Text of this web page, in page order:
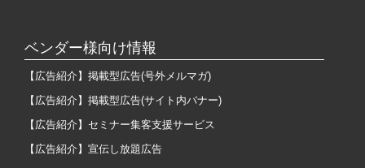
ベンダー様向け情報
【広告紹介】掲載型広告(号外メルマガ)
【広告紹介】掲載型広告(サイト内バナー)
【広告紹介】セミナー集客支援サービス
【広告紹介】宣伝し放題広告